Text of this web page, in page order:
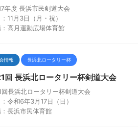
年度 長浜市民剣道大会
11月3日（月・祝）
高月運動広場体育館
情報 長浜北ロータリー杯
回 長浜北ロータリー杯剣道大会
回長浜北ロータリー杯剣道大会
令和6年3月17日（日）
長浜市民体育館